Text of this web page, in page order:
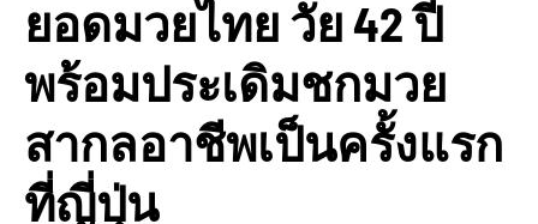
ยอดมวยไทย วัย 42 ปี
พร้อมประเดิมชกมวย
สากลอาชีพเป็นครั้งแรก
ที่ญี่ปุ่น